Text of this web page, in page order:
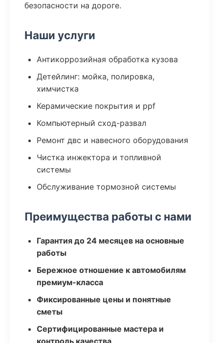
безопасности на дороге.
Наши услуги
Антикоррозийная обработка кузова
Детейлинг: мойка, полировка,
химчистка
Керамические покрытия и ppf
Компьютерный сход-развал
Ремонт двс и навесного оборудования
Чистка инжектора и топливной
системы
Обслуживание тормозной системы
Преимущества работы с нами
Гарантия до 24 месяцев на основные
работы
Бережное отношение к автомобилям
премиум-класса
Фиксированные цены и понятные
сметы
Сертифицированные мастера и
контроль качества